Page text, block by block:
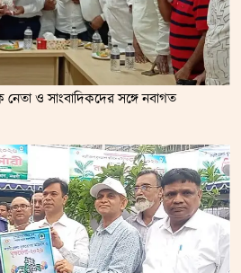
নেতা ও সাংবাদিকদের সঙ্গে নবাগত